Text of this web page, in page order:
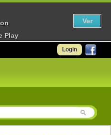
Login
Play
Ver